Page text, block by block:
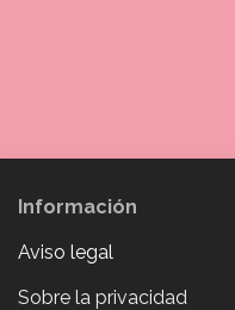
Información
Aviso legal
Sobre la privacidad